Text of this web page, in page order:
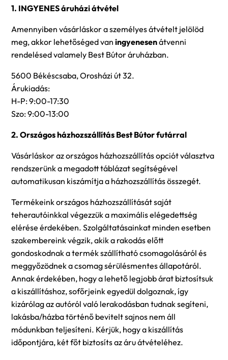
1. INGYENES áruházi átvétel
Amennyiben vásárláskor a személyes átvételt jelölöd
meg, akkor lehetőséged van ingyenesenátvenni
rendelésed valamely Best Bútor áruházban.
5600 Békéscsaba, Orosházi út 32.
Árukiadás:
H-P: 9:00-17:30
Szo: 9:00-13:00
2. Országos házhozszállítás Best Bútor futárral
Vásárláskor az országos házhozszállítás opciót választva
rendszerünk a megadott táblázat segítségével
automatikusan kiszámítja a házhozszállítás összegét.
Termékeink országos házhozszállítását saját
teherautóinkkal végezzük a maximális elégedettség
elérése érdekében. Szolgáltatásainkat minden esetben
szakembereink végzik, akik a rakodás előtt
gondoskodnak a termék szállítható csomagolásáról és
meggyőzödnek a csomag sérülésmentes állapotáról.
Annak érdekében, hogy a lehető legjobb árat biztosítsuk
a kiszállításhoz, sofőrjeink egyedül dolgoznak, így
kizárólag az autóról való lerakodásban tudnak segíteni,
lakásba/házba történő bevitelt sajnos nem áll
módunkban teljesíteni. Kérjük, hogy a kiszállítás
időpontjára, két főt biztosíts az áru átvételéhez.